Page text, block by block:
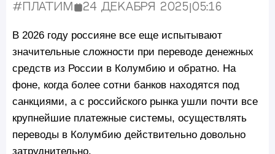
#Платим Опубликовано:
24 декабря 2025 05:16
В 2026 году россияне все еще испытывают
значительные сложности при переводе денежных
средств из России в Колумбию и обратно. На
фоне, когда более сотни банков находятся под
санкциями, а с российского рынка ушли почти все
крупнейшие платежные системы, осуществлять
переводы в Колумбию действительно довольно
затруднительно.